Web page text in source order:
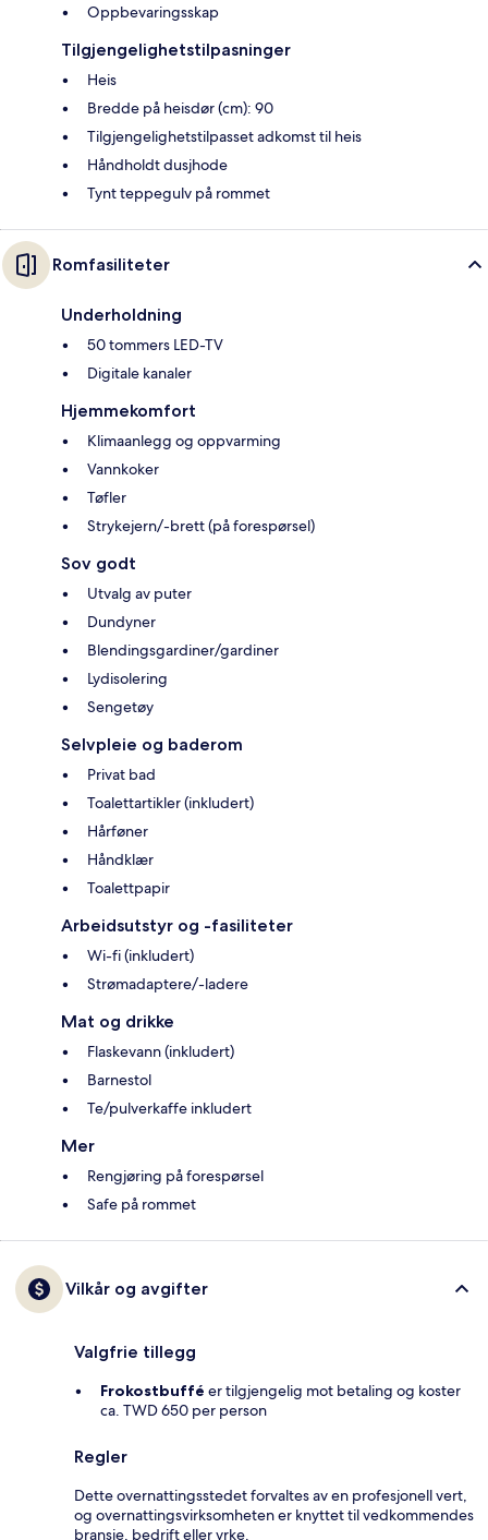
Oppbevaringsskap
Tilgjengelighetstilpasninger
Heis
Bredde på heisdør (cm): 90
Tilgjengelighetstilpasset adkomst til heis
Håndholdt dusjhode
Tynt teppegulv på rommet
Romfasiliteter
Underholdning
50 tommers LED-TV
Digitale kanaler
Hjemmekomfort
Klimaanlegg og oppvarming
Vannkoker
Tøfler
Strykejern/-brett (på forespørsel)
Sov godt
Utvalg av puter
Dundyner
Blendingsgardiner/gardiner
Lydisolering
Sengetøy
Selvpleie og baderom
Privat bad
Toalettartikler (inkludert)
Hårføner
Håndklær
Toalettpapir
Arbeidsutstyr og -fasiliteter
Wi-fi (inkludert)
Strømadaptere/-ladere
Mat og drikke
Flaskevann (inkludert)
Barnestol
Te/pulverkaffe inkludert
Mer
Rengjøring på forespørsel
Safe på rommet
Vilkår og avgifter
Valgfrie tillegg
Frokostbuffé er tilgjengelig mot betaling og koster
ca. TWD 650 per person
Regler
Dette overnattingsstedet forvaltes av en profesjonell vert,
og overnattingsvirksomheten er knyttet til vedkommendes
bransje, bedrift eller yrke.